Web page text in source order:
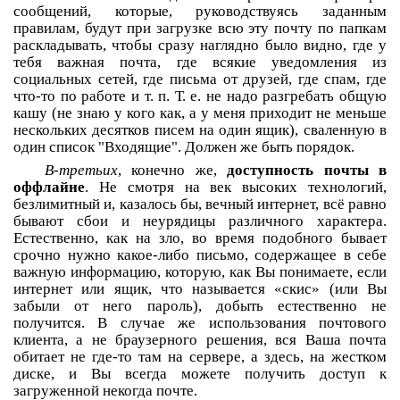
сообщений, которые, руководствуясь заданным
правилам, будут при загрузке всю эту почту по папкам
раскладывать, чтобы сразу наглядно было видно, где у
тебя важная почта, где всякие уведомления из
социальных сетей, где письма от друзей, где спам, где
что-то по работе и т. п. Т. е. не надо разгребать общую
кашу (не знаю у кого как, а у меня приходит не меньше
нескольких десятков писем на один ящик), сваленную в
один список "Входящие". Должен же быть порядок.
В-третьих, конечно же, доступность почты в
оффлайне. Не смотря на век высоких технологий,
безлимитный и, казалось бы, вечный интернет, всё равно
бывают сбои и неурядицы различного характера.
Естественно, как на зло, во время подобного бывает
срочно нужно какое-либо письмо, содержащее в себе
важную информацию, которую, как Вы понимаете, если
интернет или ящик, что называется «скис» (или Вы
забыли от него пароль), добыть естественно не
получится. В случае же использования почтового
клиента, а не браузерного решения, вся Ваша почта
обитает не где-то там на сервере, а здесь, на жестком
диске, и Вы всегда можете получить доступ к
загруженной некогда почте.